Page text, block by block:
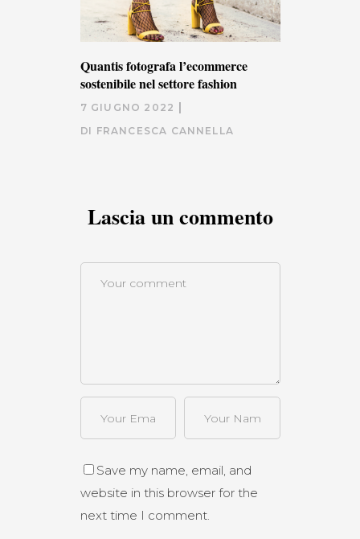
Quantis fotografa l’ecommerce
sostenibile nel settore fashion
7 GIUGNO 2022
DI FRANCESCA CANNELLA
Lascia un commento
Save my name, email, and
website in this browser for the
next time I comment.